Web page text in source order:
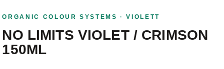
ORGANIC COLOUR SYSTEMS · VIOLETT
NO LIMITS VIOLET / CRIMSON
150ML